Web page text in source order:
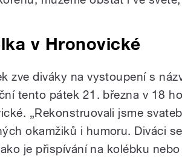
v Hronovické
zve diváky na vystoupení s
tento pátek 21. března v 18
„Rekonstruovali jsme
okamžiků i humoru. Diváci
je přispívání na kolébku